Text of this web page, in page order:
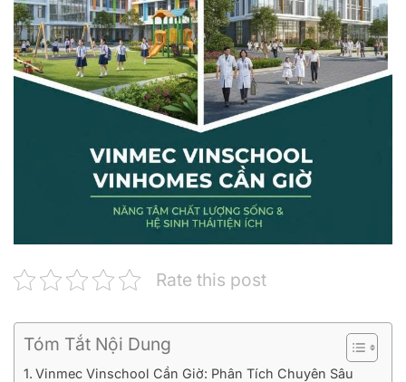
Rate this post
Tóm Tắt Nội Dung
Vinmec Vinschool Cần Giờ: Phân Tích Chuyên Sâu